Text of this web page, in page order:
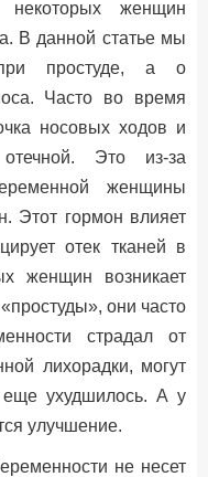
женщин
В данной статье мы
простуде, а о
Часто во время
носовых ходов и
Это из-за
женщины
Этот гормон влияет
отек тканей в
женщин возникает
они часто
страдал от
лихорадки, могут
еще ухудшилось. А у
улучшение.
не несет